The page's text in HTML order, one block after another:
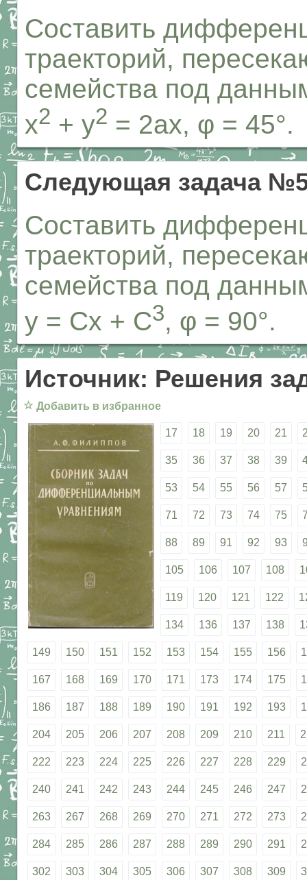
Составить
траекторий,
семейства под
x2 + y2 = 2ax, φ = 45°.
Следующая задача
Составить
траекторий,
семейства под
y = Cx + C3, φ = 90°.
Источник: Решения
☆ Добавить в избранное
17 18 19 20 21
35 36 37 38 39
53 54 55 56 57
71 72 73 74 75
88 89 91 92 93
105 106 107 108
119 120 121 122
134 136 137 138
149 150 151 152 153 154 155 156
167 168 169 170 171 173 174 175
186 187 188 189 190 191 192 193
204 205 206 207 208 209 210 211
222 223 224 225 226 227 228 229
240 241 242 243 244 245 246 247
263 267 268 269 270 271 272 273
284 285 286 287 288 289 290 291
302 303 304 305 306 307 308 309